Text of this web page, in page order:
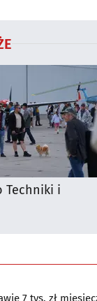
Techniki i